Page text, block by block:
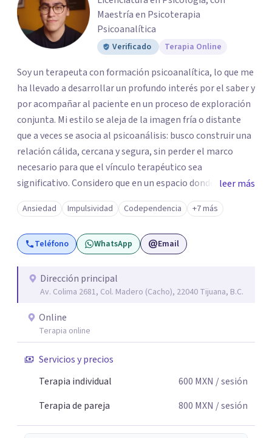
Maestría en Psicoterapia
Psicoanalítica
Verificado Terapia Online
Soy un terapeuta con formación psicoanalítica, lo que me
ha llevado a desarrollar un profundo interés por el saber y
por acompañar al paciente en un proceso de exploración
conjunta. Mi estilo se aleja de la imagen fría o distante
que a veces se asocia al psicoanálisis: busco construir una
relación cálida, cercana y segura, sin perder el marco
necesario para que el vínculo terapéutico sea
significativo. Considero que en un espacio donde uno
puede sentirse acompañado y escuchado, es posible
mirar con honestidad cómo nos vinculamos afuera, qué se
repite, qué duele, y qué puede transformarse. En mi
consultorio hay lugar para todo: risas, tristezas, enojos y
escuchada. Si pudiste conectar con algo de esto,
mándame un mensaje y comencemos juntos a trabajar en
leer más
Ansiedad Impulsividad Codependencia +7 más
Teléfono WhatsApp Email
Dirección principal
Av. Colima 2681, Col. Madero (Cacho), 22040 Tijuana, B.C.
Online
Terapia online
Servicios y precios
Terapia individual
600 MXN / sesión
Terapia de pareja
800 MXN / sesión